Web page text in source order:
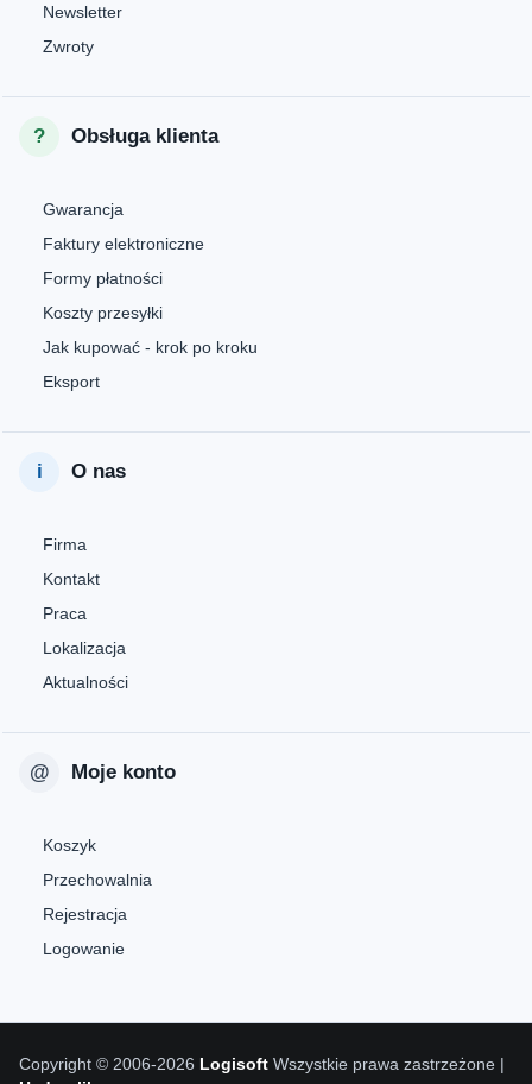
Newsletter
Zwroty
Obsługa klienta
Gwarancja
Faktury elektroniczne
Formy płatności
Koszty przesyłki
Jak kupować - krok po kroku
Eksport
O nas
Firma
Kontakt
Praca
Lokalizacja
Aktualności
Moje konto
Koszyk
Przechowalnia
Rejestracja
Logowanie
Copyright © 2006-2026 Logisoft Wszystkie prawa zastrzeżone |